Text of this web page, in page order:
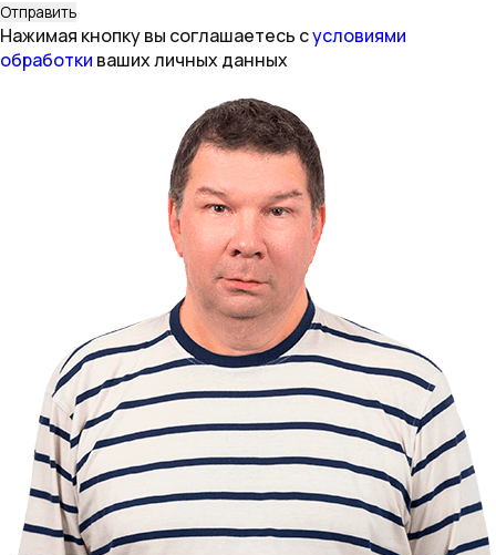
Нажимая кнопку вы соглашаетесь сусловиями
обработки ваших личных данных